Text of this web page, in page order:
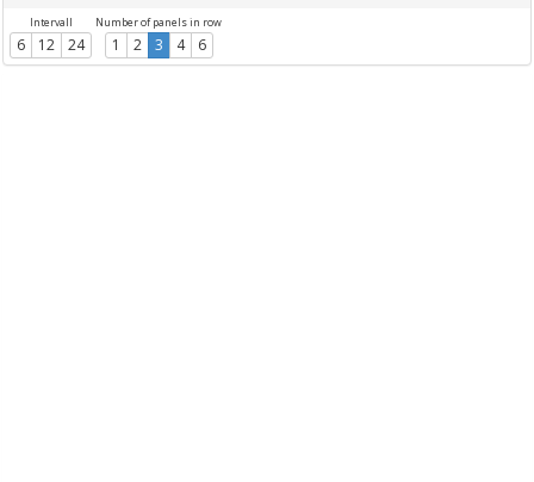
Intervall
6 12 24
Number of panels in row
1 2 3 4 6